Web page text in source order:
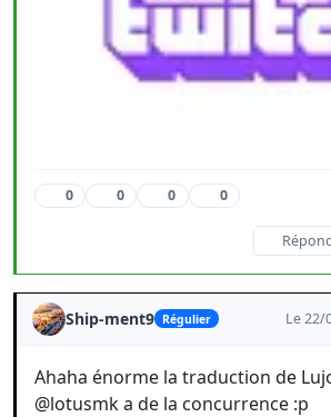
0 0 0 0
Ship-ment9 Régulier Le 22/
Ahaha énorme la traduction de
@lotusmk a de la concurrence :p